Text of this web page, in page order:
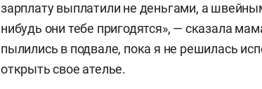
зарплату выплатили не деньгами, а
нибудь они тебе пригодятся», — сказала
пылились в подвале, пока я не решилась
открыть свое ателье.